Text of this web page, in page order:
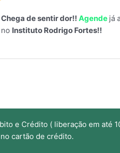
Chega de sentir dor!! Agende já
no Instituto Rodrigo Fortes!!
e Crédito ( liberação em até
cartão de crédito.